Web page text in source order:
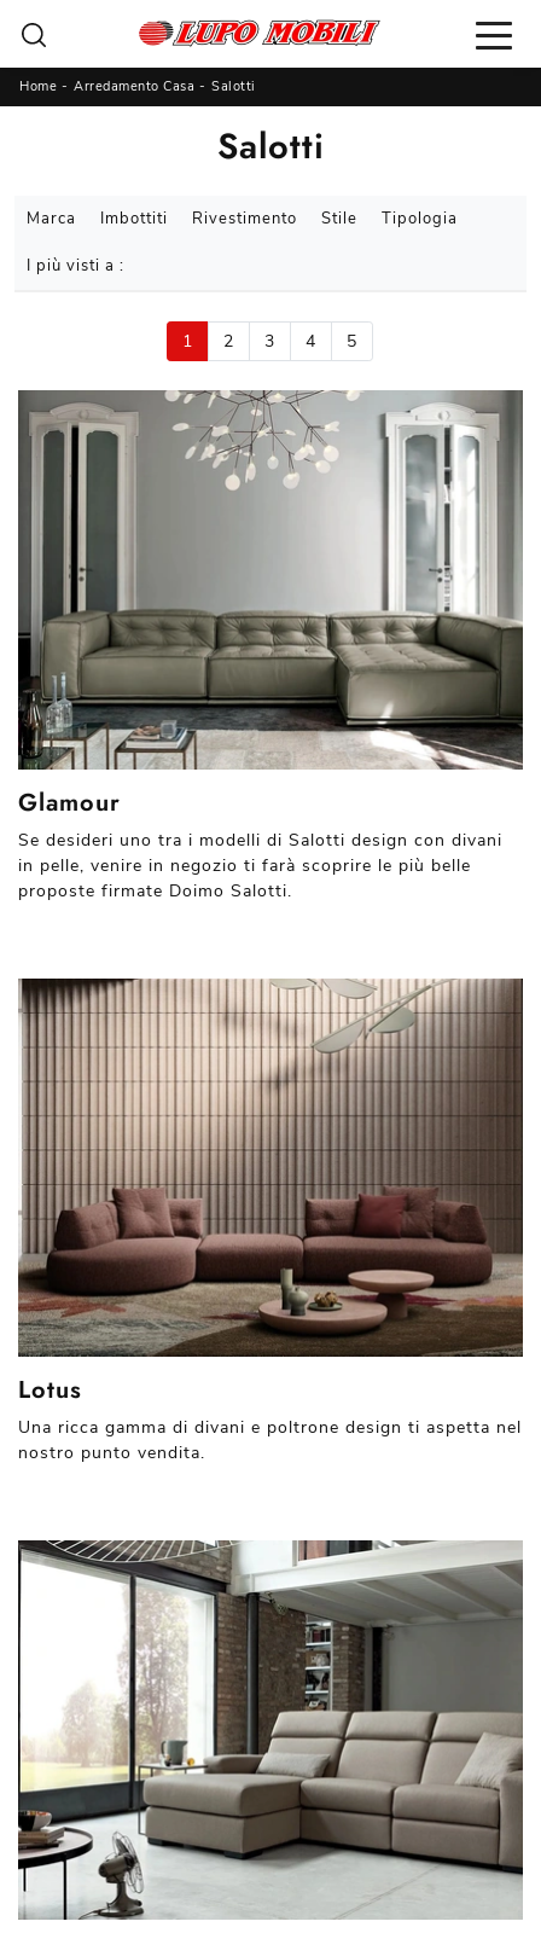
Home - Arredamento Casa - Salotti
Salotti
Marca Imbottiti Rivestimento Stile Tipologia
I più visti a :
1 2 3 4 5
Glamour
Se desideri uno tra i modelli di Salotti design con divani
in pelle, venire in negozio ti farà scoprire le più belle
proposte firmate Doimo Salotti.
Lotus
Una ricca gamma di divani e poltrone design ti aspetta nel
nostro punto vendita.